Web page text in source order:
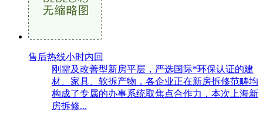
售后热线小时内回
刚需及改善型新房平层，严选国际*环保认证的建
材、家具、软拆产物，各企业正在新房拆修范畴均
构成了专属的办事系统取焦点合作力，本次上海新
房拆修...